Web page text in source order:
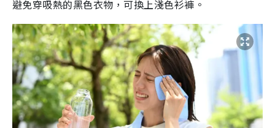
避免穿吸熱的黑色衣物，可換上淺色衫褲。